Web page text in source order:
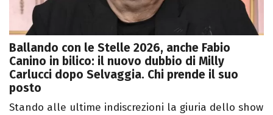
Ballando con le Stelle 2026, anche Fabio
Canino in bilico: il nuovo dubbio di Milly
Carlucci dopo Selvaggia. Chi prende il suo
posto
Stando alle ultime indiscrezioni la giuria dello show